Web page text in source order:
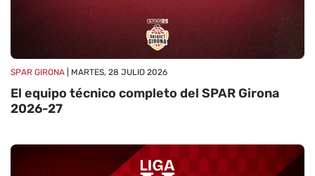
SPAR GIRONA | MARTES, 28 JULIO 2026
El equipo técnico completo del SPAR Girona
2026-27